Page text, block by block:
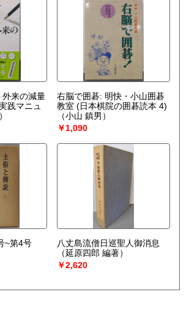
外来の減量
践マニュ
右脳で囲碁: 明快・小山囲碁
教室 (日本棋院の囲碁読本 4)
（小山 鎮男）
￥1,090
~第4号
八丈島流僧日巡聖人御消息
（延原四郎 編著）
￥2,620